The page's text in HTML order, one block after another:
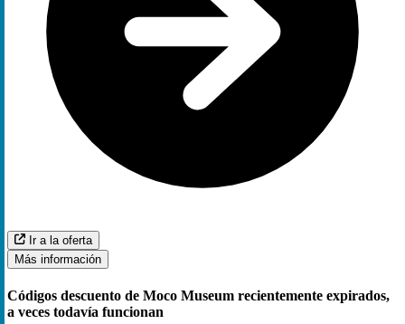
Ir a la oferta
Más información
Códigos descuento de Moco Museum recientemente expirados,
a veces todavía funcionan